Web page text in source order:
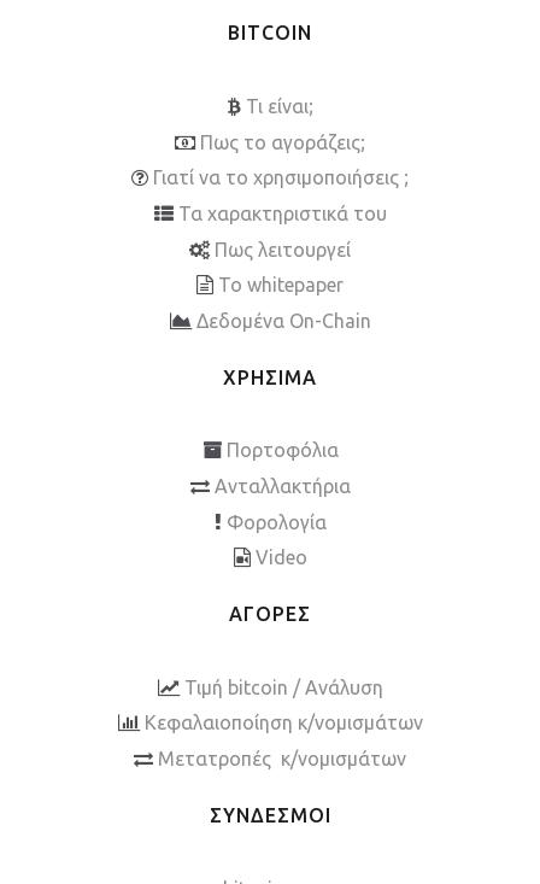
BITCOIN
Τι είναι;
Πως το αγοράζεις;
Γιατί να το χρησιμοποιήσεις ;
Τα χαρακτηριστικά του
Πως λειτουργεί
To whitepaper
Δεδομένα On-Chain
ΧΡΗΣΙΜΑ
Πορτοφόλια
Ανταλλακτήρια
Φορολογία
Video
ΑΓΟΡΕΣ
Τιμή bitcoin / Ανάλυση
Κεφαλαιοποίηση κ/νομισμάτων
Μετατροπές κ/νομισμάτων
ΣΥΝΔΕΣΜΟΙ